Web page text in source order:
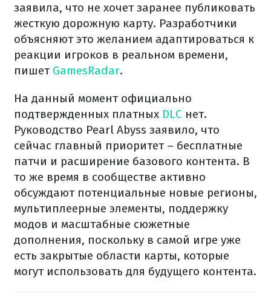
заявила, что не хочет заранее публиковать
жесткую дорожную карту. Разработчики
объясняют это желанием адаптироваться к
реакции игроков в реальном времени,
пишет GamesRadar.
На данный момент официально
подтвержденных платных DLC нет.
Руководство Pearl Abyss заявило, что
сейчас главный приоритет – бесплатные
патчи и расширение базового контента. В
то же время в сообществе активно
обсуждают потенциальные новые регионы,
мультиплеерные элементы, поддержку
модов и масштабные сюжетные
дополнения, поскольку в самой игре уже
есть закрытые области карты, которые
могут использовать для будущего контента.